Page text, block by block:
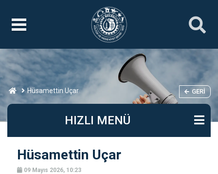
Hüsamettin Uçar GERI
HIZLI MENÜ
Hüsamettin Uçar
09 Mayıs 2026, 10:23